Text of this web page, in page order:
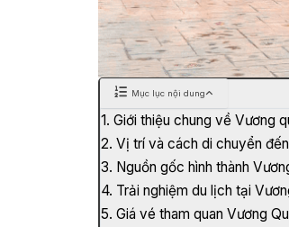
Mục lục nội dung
1. Giới thiệu chung về Vương
2. Vị trí và cách di chuyển
3. Nguồn gốc hình thành
4. Trải nghiệm du lịch tại
5. Giá vé tham quan Vương